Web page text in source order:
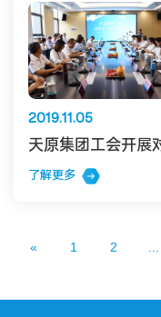
2019.11.05
了解更多
« 1 2